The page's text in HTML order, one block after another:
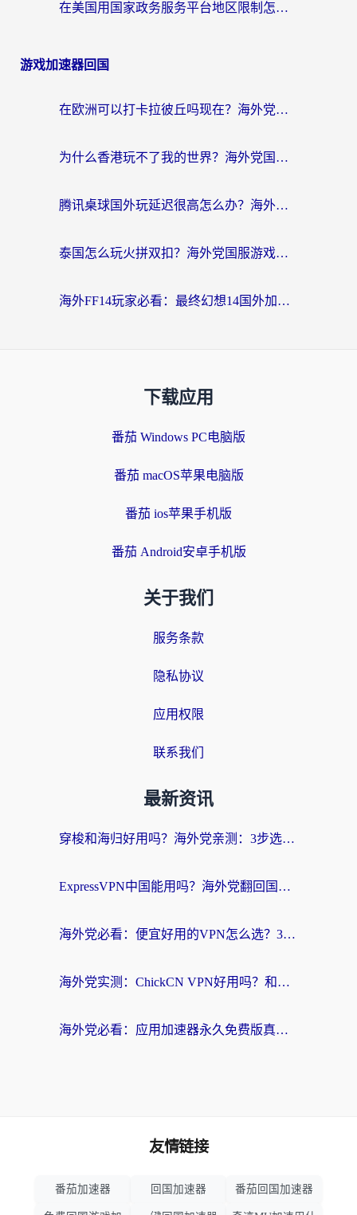
在美国用国家政务服务平台地区限制怎么办？海外华人必备的突破攻略（附追剧看片技巧）
游戏加速器回国
在欧洲可以打卡拉彼丘吗现在？海外党国服游戏加速器终极避坑指南
为什么香港玩不了我的世界？海外党国服游戏加速终极解决方案
腾讯桌球国外玩延迟很高怎么办？海外党亲测有效的国服游戏加速指南
泰国怎么玩火拼双扣？海外党国服游戏加速终极指南（附暗区突围植物大战僵尸实测）
海外FF14玩家必看：最终幻想14国外加速器下载安装全攻略+卡顿解决秘籍
下载应用
番茄 Windows PC电脑版
番茄 macOS苹果电脑版
番茄 ios苹果手机版
番茄 Android安卓手机版
关于我们
服务条款
隐私协议
应用权限
联系我们
最新资讯
穿梭和海归好用吗？海外党亲测：3步选对回国加速器，无缝刷国内剧玩手游
ExpressVPN中国能用吗？海外党翻回国内的加速器选择指南（附番茄加速器实测）
海外党必看：便宜好用的VPN怎么选？3步解决回国访问难题+Steam改区技巧
海外党实测：ChickCN VPN好用吗？和OurPlay VPN对比哪个回国效果更好？附避坑指南
海外党必看：应用加速器永久免费版真的靠谱吗？教你选对回国加速器无缝刷国内资源
友情链接
番茄加速器 回国加速器 番茄回国加速器